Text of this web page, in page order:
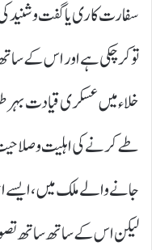
سفارت کاری یا گفت و شنید
تو کر چکی ہے اور اس کے
خلاء میں عسکری قیادت
طے کرنے کی اہلیت و
جانے والے ملک میں، ایسے
لیکن اس کے ساتھ ساتھ